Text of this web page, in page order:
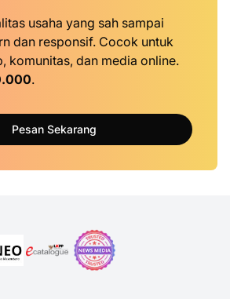
usaha yang sah sampai
dan responsif. Cocok untuk
komunitas, dan media online.
.
Pesan Sekarang